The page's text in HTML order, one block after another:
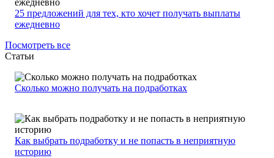
25 предложений для тех, кто хочет получать выплаты
ежедневно
Посмотреть все
Статьи
Сколько можно получать на подработках
Как выбрать подработку и не попасть в неприятную
историю